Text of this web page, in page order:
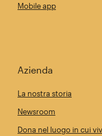
Mobile app
Azienda
La nostra storia
Newsroom
Dona nel luogo in cui